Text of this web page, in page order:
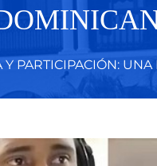
Y PARTICIPACIÓN: UNA